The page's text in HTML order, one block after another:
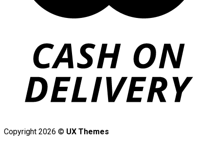
Copyright 2026 © UX Themes